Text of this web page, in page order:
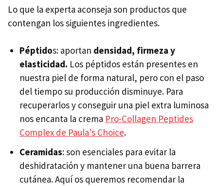
Lo que la experta aconseja son productos que
contengan los siguientes ingredientes.
Péptidos: aportan densidad, firmeza y
elasticidad. Los péptidos están presentes en
nuestra piel de forma natural, pero con el paso
del tiempo su producción disminuye. Para
recuperarlos y conseguir una piel extra luminosa
nos encanta la crema Pro-Collagen Peptides
Complex de Paula's Choice.
Ceramidas: son esenciales para evitar la
deshidratación y mantener una buena barrera
cutánea. Aquí os queremos recomendar la